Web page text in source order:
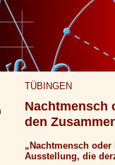
TÜBINGEN
Nachtmensch
den
„Nachtmensch
Ausstellung, die